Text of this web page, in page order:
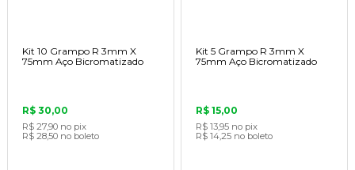
Kit 10 Grampo R 3mm X
75mm Aço Bicromatizado
R$ 30,00
R$ 27,90 no pix
R$ 28,50 no boleto
Kit 5 Grampo R 3mm X
75mm Aço Bicromatizado
R$ 15,00
R$ 13,95 no pix
R$ 14,25 no boleto